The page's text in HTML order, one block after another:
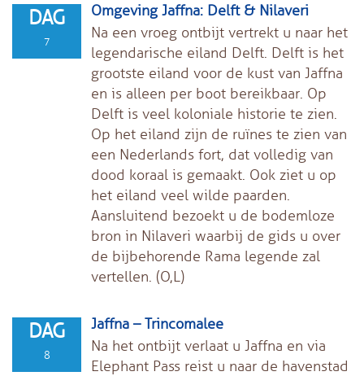
DAG
7
Omgeving Jaffna: Delft & Nilaveri
Na een vroeg ontbijt vertrekt u naar het
legendarische eiland Delft. Delft is het
grootste eiland voor de kust van Jaffna
en is alleen per boot bereikbaar. Op
Delft is veel koloniale historie te zien.
Op het eiland zijn de ruïnes te zien van
een Nederlands fort, dat volledig van
dood koraal is gemaakt. Ook ziet u op
het eiland veel wilde paarden.
Aansluitend bezoekt u de bodemloze
bron in Nilaveri waarbij de gids u over
de bijbehorende Rama legende zal
vertellen. (O,L)
DAG
8
Jaffna – Trincomalee
Na het ontbijt verlaat u Jaffna en via
Elephant Pass reist u naar de havenstad